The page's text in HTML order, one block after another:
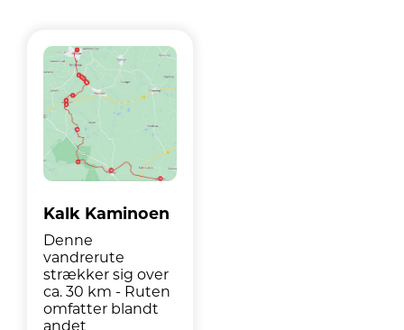
Kalk Kaminoen
Denne
vandrerute
strækker sig over
ca. 30 km - Ruten
omfatter blandt
andet